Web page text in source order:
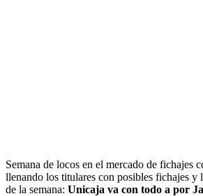
Semana de locos en el mercado de fichajes
llenando los titulares con posibles fichajes y
de la semana: Unicaja va con todo a por